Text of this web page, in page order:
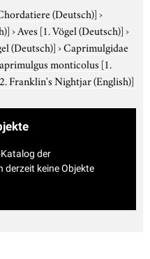
(Deutsch)]›
›Aves [1. Vögel (Deutsch)]›
(Deutsch)]›Caprimulgidae
monticolus [1.
Franklin's Nightjar (English)]
der
keine Objekte